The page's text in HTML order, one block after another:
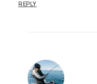
REPLY
Hyväksy